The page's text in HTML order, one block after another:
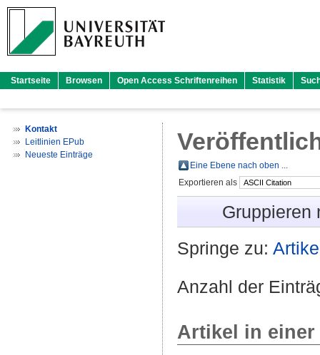
Startseite Browsen Open Access Schriftenreihen Statistik
Kontakt
Leitlinien EPub
Neueste Einträge
Eine Ebene nach oben ...
Exportieren als
Gruppieren
Springe zu:
Anzahl der
Artikel in